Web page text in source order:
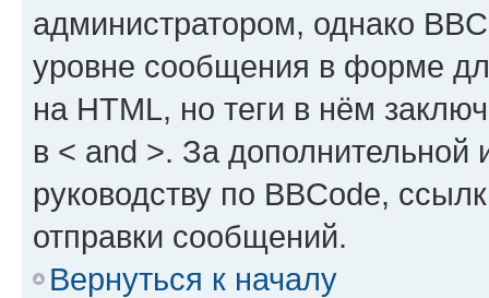
администратором, однако
уровне сообщения в форме
на HTML, но теги в нём
в < and >. За
руководству по BBCode,
отправки сообщений.
Вернуться к началу